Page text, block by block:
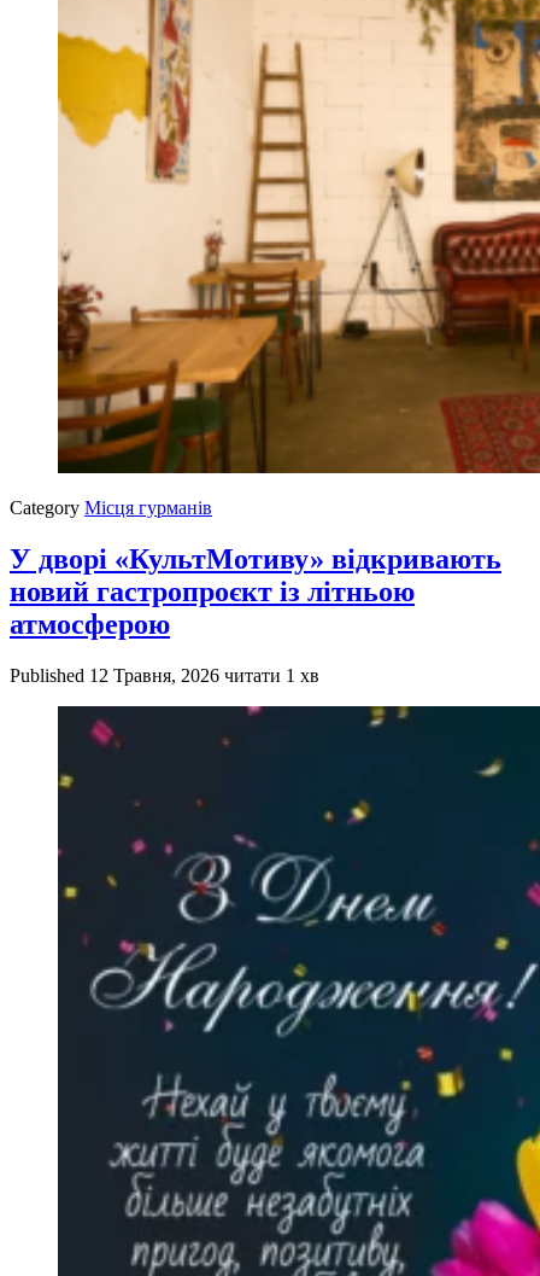
Category Місця гурманів
У дворі «КультМотиву» відкривають
новий гастропроєкт із літньою
атмосферою
Published 12 Травня, 2026 читати 1 хв